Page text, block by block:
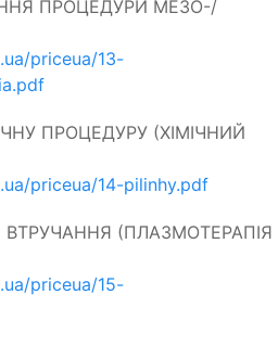
ПРОЦЕДУРИ МЕЗО-/
priceua/13-
ПРОЦЕДУРУ (ХІМІЧНИЙ
priceua/14-pilinhy.pdf
(ПЛАЗМОТЕРАПІЯ
priceua/15-